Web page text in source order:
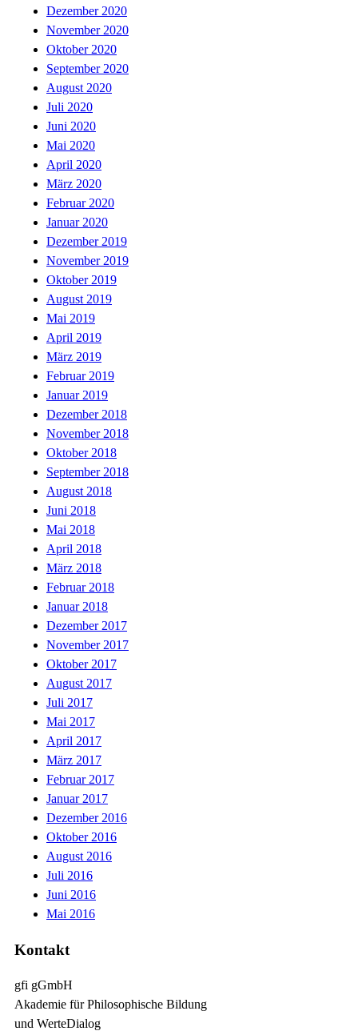
Dezember 2020
November 2020
Oktober 2020
September 2020
August 2020
Juli 2020
Juni 2020
Mai 2020
April 2020
März 2020
Februar 2020
Januar 2020
Dezember 2019
November 2019
Oktober 2019
August 2019
Mai 2019
April 2019
März 2019
Februar 2019
Januar 2019
Dezember 2018
November 2018
Oktober 2018
September 2018
August 2018
Juni 2018
Mai 2018
April 2018
März 2018
Februar 2018
Januar 2018
Dezember 2017
November 2017
Oktober 2017
August 2017
Juli 2017
Mai 2017
April 2017
März 2017
Februar 2017
Januar 2017
Dezember 2016
Oktober 2016
August 2016
Juli 2016
Juni 2016
Mai 2016
Kontakt
gfi gGmbH
Akademie für Philosophische Bildung
und WerteDialog